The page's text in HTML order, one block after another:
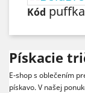
Kód puffka
Pískacie
E-shop s oblečením
pískavo. V našej